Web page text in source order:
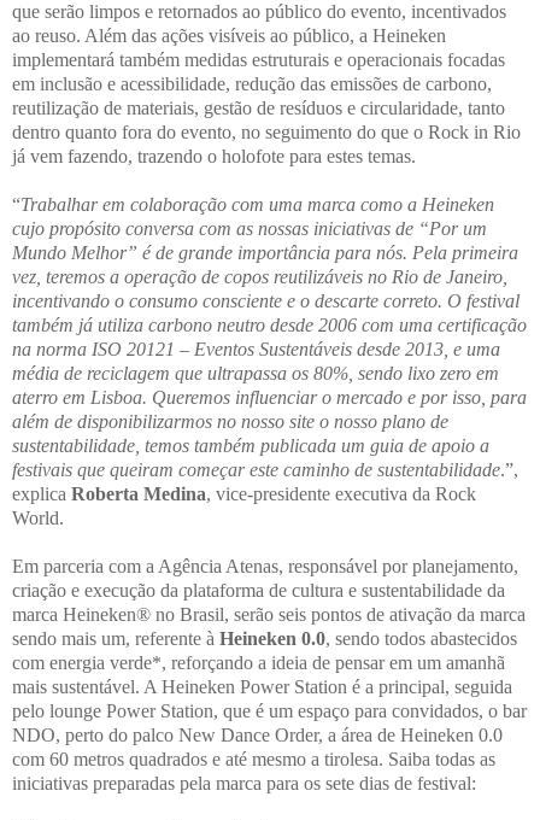
que serão limpos e retornados ao público do evento, incentivados
ao reuso. Além das ações visíveis ao público, a Heineken
implementará também medidas estruturais e operacionais focadas
em inclusão e acessibilidade, redução das emissões de carbono,
reutilização de materiais, gestão de resíduos e circularidade, tanto
dentro quanto fora do evento, no seguimento do que o Rock in Rio
já vem fazendo, trazendo o holofote para estes temas.
“Trabalhar em colaboração com uma marca como a Heineken
cujo propósito conversa com as nossas iniciativas de “Por um
Mundo Melhor” é de grande importância para nós. Pela primeira
vez, teremos a operação de copos reutilizáveis no Rio de Janeiro,
incentivando o consumo consciente e o descarte correto. O festival
também já utiliza carbono neutro desde 2006 com uma certificação
na norma ISO 20121 – Eventos Sustentáveis desde 2013, e uma
média de reciclagem que ultrapassa os 80%, sendo lixo zero em
aterro em Lisboa. Queremos influenciar o mercado e por isso, para
além de disponibilizarmos no nosso site o nosso plano de
sustentabilidade, temos também publicada um guia de apoio a
festivais que queiram começar este caminho de sustentabilidade.”,
explica Roberta Medina, vice-presidente executiva da Rock
World.
Em parceria com a Agência Atenas, responsável por planejamento,
criação e execução da plataforma de cultura e sustentabilidade da
marca Heineken® no Brasil, serão seis pontos de ativação da marca
sendo mais um, referente à Heineken 0.0, sendo todos abastecidos
com energia verde*, reforçando a ideia de pensar em um amanhã
mais sustentável. A Heineken Power Station é a principal, seguida
pelo lounge Power Station, que é um espaço para convidados, o bar
NDO, perto do palco New Dance Order, a área de Heineken 0.0
com 60 metros quadrados e até mesmo a tirolesa. Saiba todas as
iniciativas preparadas pela marca para os sete dias de festival: